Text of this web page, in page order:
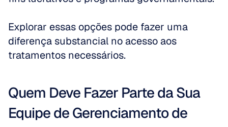
Explorar essas opções pode fazer uma
diferença substancial no acesso aos
tratamentos necessários.
Quem Deve Fazer Parte da Sua
Equipe de Gerenciamento de